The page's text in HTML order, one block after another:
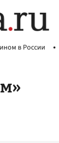
в России